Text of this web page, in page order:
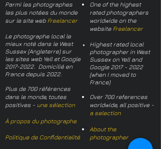
Parmi les photographes
les plus notées du monde
sur le site web Freelancer
Le photographe local le
mieux noté dans le West
Sussex (Angleterre) sur
les sites web Yell et Google
2017-2022. Domicilié en
France depuis 2022.
Plus de 700 références
dans le monde, toutes
positives - une sélection
À propos du photographe
Politique de Confidentialité
One of the highest
rated photographers
worldwide on the
website Freelancer
Highest rated local
photographer in West
Sussex on Yell and
Google 2017 - 2022
(when I moved to
France)
Over 700 references
worldwide, all positive -
a selection
About the
photographer